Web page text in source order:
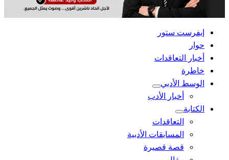
القائمةإيفرست ستور
حوار
أخبار التعاقدات
خاطرة
الوسط الأدبي
أخبار الأدب
الكتابة
التعاقدات
المسابقات الأدبية
قصة قصيرة